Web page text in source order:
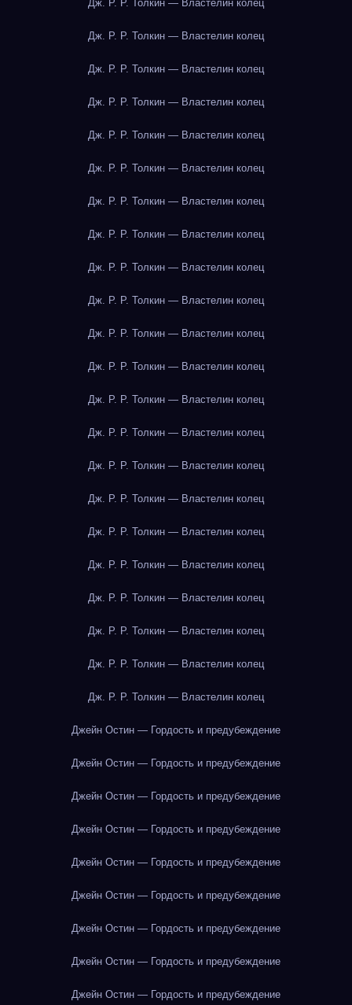
Дж. Р. Р. Толкин — Властелин колец
Дж. Р. Р. Толкин — Властелин колец
Дж. Р. Р. Толкин — Властелин колец
Дж. Р. Р. Толкин — Властелин колец
Дж. Р. Р. Толкин — Властелин колец
Дж. Р. Р. Толкин — Властелин колец
Дж. Р. Р. Толкин — Властелин колец
Дж. Р. Р. Толкин — Властелин колец
Дж. Р. Р. Толкин — Властелин колец
Дж. Р. Р. Толкин — Властелин колец
Дж. Р. Р. Толкин — Властелин колец
Дж. Р. Р. Толкин — Властелин колец
Дж. Р. Р. Толкин — Властелин колец
Дж. Р. Р. Толкин — Властелин колец
Дж. Р. Р. Толкин — Властелин колец
Дж. Р. Р. Толкин — Властелин колец
Дж. Р. Р. Толкин — Властелин колец
Дж. Р. Р. Толкин — Властелин колец
Дж. Р. Р. Толкин — Властелин колец
Дж. Р. Р. Толкин — Властелин колец
Дж. Р. Р. Толкин — Властелин колец
Дж. Р. Р. Толкин — Властелин колец
Джейн Остин — Гордость и предубеждение
Джейн Остин — Гордость и предубеждение
Джейн Остин — Гордость и предубеждение
Джейн Остин — Гордость и предубеждение
Джейн Остин — Гордость и предубеждение
Джейн Остин — Гордость и предубеждение
Джейн Остин — Гордость и предубеждение
Джейн Остин — Гордость и предубеждение
Джейн Остин — Гордость и предубеждение